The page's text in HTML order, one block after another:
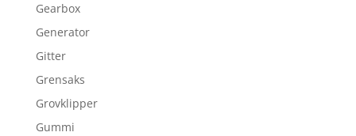
Gearbox
Generator
Gitter
Grensaks
Grovklipper
Gummi